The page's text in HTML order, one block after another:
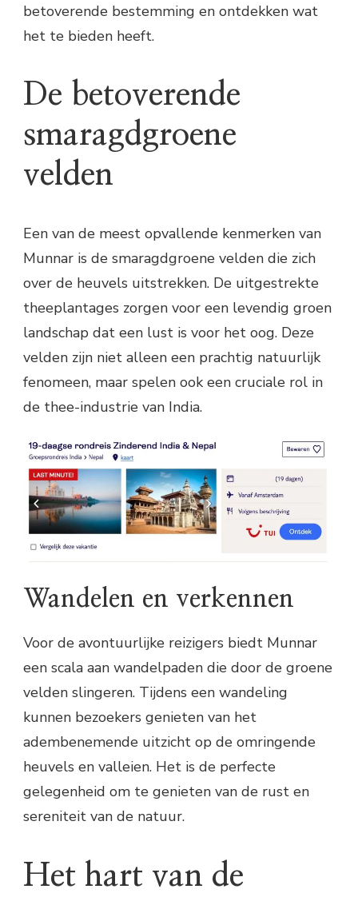
betoverende bestemming en ontdekken wat
het te bieden heeft.
De betoverende
smaragdgroene
velden
Een van de meest opvallende kenmerken van
Munnar is de smaragdgroene velden die zich
over de heuvels uitstrekken. De uitgestrekte
theeplantages zorgen voor een levendig groen
landschap dat een lust is voor het oog. Deze
velden zijn niet alleen een prachtig natuurlijk
fenomeen, maar spelen ook een cruciale rol in
de thee-industrie van India.
Wandelen en verkennen
Voor de avontuurlijke reizigers biedt Munnar
een scala aan wandelpaden die door de groene
velden slingeren. Tijdens een wandeling
kunnen bezoekers genieten van het
adembenemende uitzicht op de omringende
heuvels en valleien. Het is de perfecte
gelegenheid om te genieten van de rust en
sereniteit van de natuur.
Het hart van de